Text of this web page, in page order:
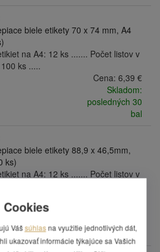
biele etikety 70 x 74 mm, A4
na A4: 12 ks ....... Počet listov v
ks .....
Cena: 6,39 €
Skladom:
posledných 30
bal
biele etikety 88,9 x 46,5mm,
ks)
na A4: 12 ks ....... Počet listov v
bal
Cookies
Vášsúhlas na využitie jednotlivých dát,
ukazovať informácie týkajúce sa Vašich